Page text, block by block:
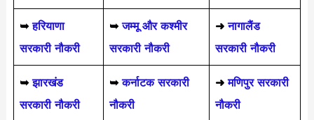
➥हरियाणा
सरकारी नौकरी
➥जम्मू और कश्मीर
सरकारी नौकरी
➜ नागालैंड
सरकारी नौकरी
➥ झारखंड
सरकारी नौकरी
➥ कर्नाटक सरकारी
नौकरी
➜ मणिपुर सरकारी
नौकरी